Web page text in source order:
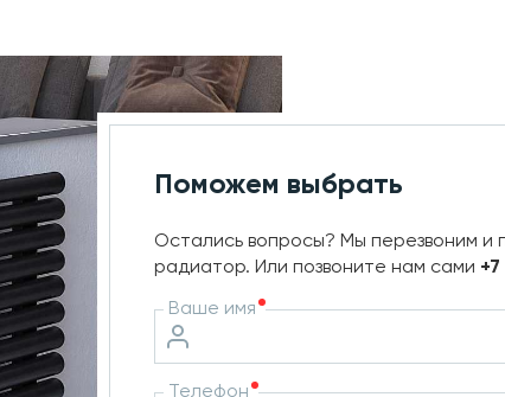
Поможем выбрать
Остались вопросы? Мы перезвоним и
радиатор. Или позвоните нам сами
Ваше имя
Телефон